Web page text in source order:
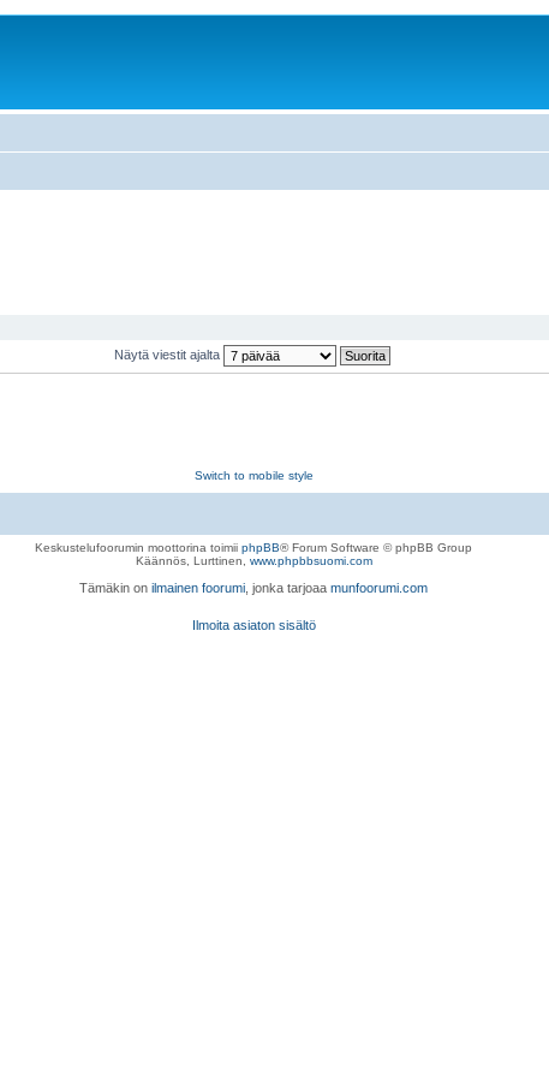
Näytä viestit ajalta
Switch to mobile style
Keskustelufoorumin moottorina toimii phpBB® Forum Software © phpBB Group
Käännös, Lurttinen, www.phpbbsuomi.com
Tämäkin on ilmainen foorumi , jonka tarjoaa munfoorumi.com
Ilmoita asiaton sisältö